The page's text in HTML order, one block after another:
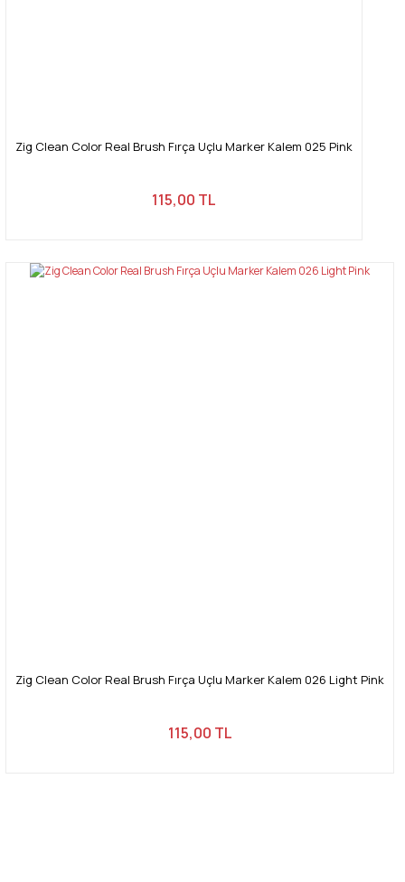
Zig Clean Color Real Brush Fırça Uçlu Marker Kalem 025 Pink
115,00 TL
Zig Clean Color Real Brush Fırça Uçlu Marker Kalem 026 Light Pink
115,00 TL